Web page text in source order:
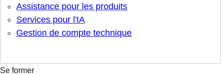
Assistance pour les produits
Services pour l'IA
Gestion de compte technique
Se former